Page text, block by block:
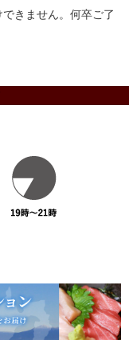
きません。何卒ご了